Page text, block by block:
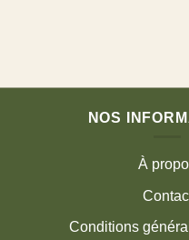
NOS
À
Conditions